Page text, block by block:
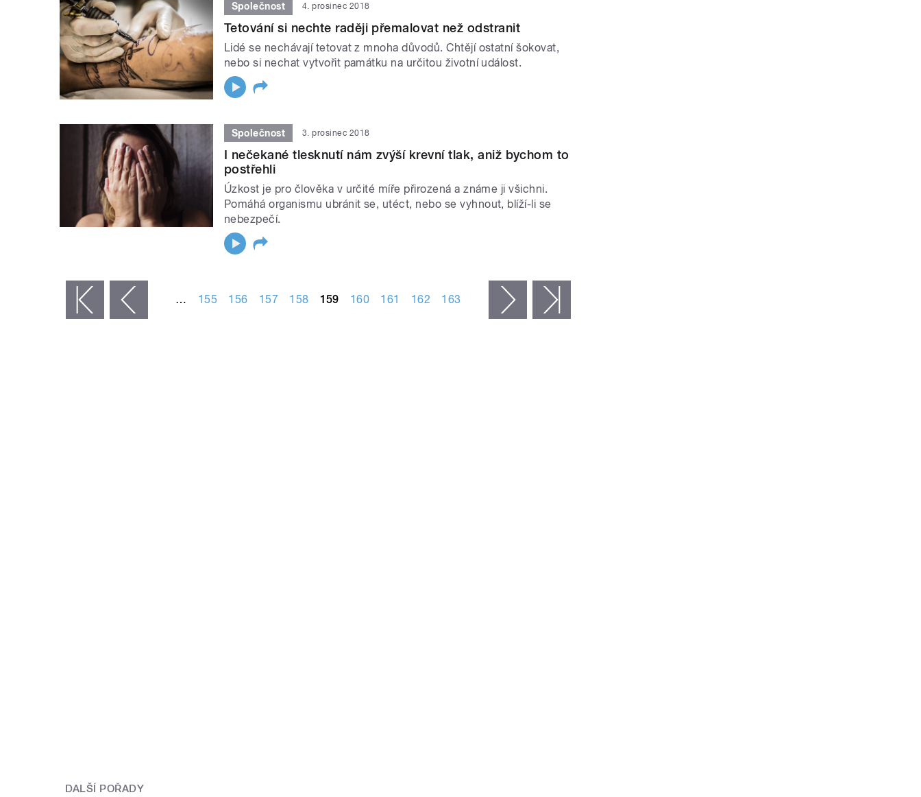
Společnost 4. prosinec 2018
Tetování si nechte raději přemalovat než odstranit
Lidé se nechávají tetovat z mnoha důvodů. Chtějí ostatní šokovat,
nebo si nechat vytvořit památku na určitou životní událost.
Společnost 3. prosinec 2018
I nečekané tlesknutí nám zvýší krevní tlak, aniž bychom to
postřehli
Úzkost je pro člověka v určité míře přirozená a známe ji všichni.
Pomáhá organismu ubránit se, utéct, nebo se vyhnout, blíží-li se
nebezpečí.
‹ předchozí … 155 156 157 158 159 160 161 162 163 následující ›
DALŠÍ POŘADY